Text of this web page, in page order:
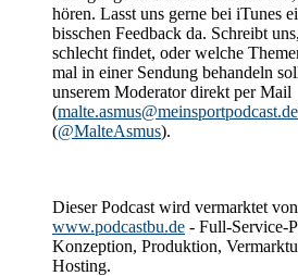
hören. Lasst uns gerne bei iTunes
bisschen Feedback da. Schreibt
schlecht findet, oder welche
mal in einer Sendung behandeln
unserem Moderator direkt per Mail
(malte.asmus@meinsportpodcast.de
(@MalteAsmus).
Dieser Podcast wird vermarktet
www.podcastbu.de - Full-Service-
Konzeption, Produktion,
Hosting.